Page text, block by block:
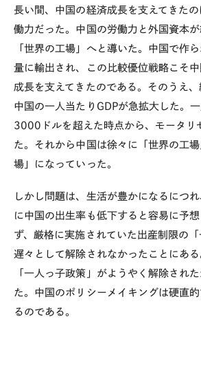
長い間、中国の経済成長を支えてきた
働力だった。中国の労働力と外国資本
「世界の工場」へと導いた。中国で作
量に輸出され、この比較優位戦略こそ
成長を支えてきたのである。そのうえ、
中国の一人当たり GDPが急拡大した。
3000 ドルを超えた時点から、モータリ
た。それから中国は徐々に「世界の工
場」になっていった。
しかし問題は、生活が豊かになるにつ
に中国の出生率も低下すると容易に予
ず、厳格に実施されていた出産制限の
遅々として解除されなかったことにある
「一人っ子政策」がようやく解除され
た。中国のポリシーメイキングは硬直
るのである。